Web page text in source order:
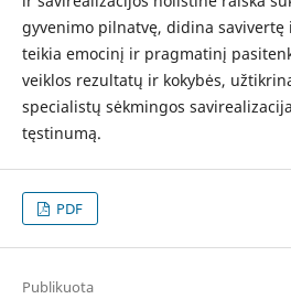
gyvenimo pilnatvę, didina
teikia emocinį ir pragmatinį
veiklos rezultatų ir kokybės,
specialistų sėkmingos
tęstinumą.
PDF
Publikuota